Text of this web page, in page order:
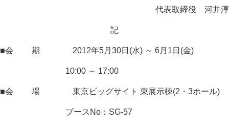
代表取締役 河井淳
記
■会 期 2012年5月30日(水) ～ 6月1日(金)
10:00 ～ 17:00
■会 場 東京ビッグサイト 東展示棟(2・3ホール)
ブースNo：SG-57